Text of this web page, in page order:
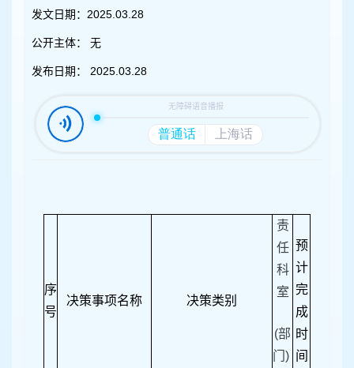
发文日期： 2025.03.28
公开主体： 无
发布日期： 2025.03.28
序
号
决策事项名称 决策类别
责
任
科
室
(部
门)
预
计
完
成
时
间